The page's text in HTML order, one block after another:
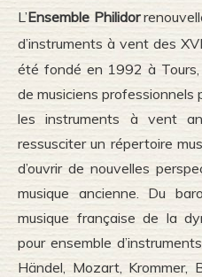
L’Ensemble Philidor
d’instruments à vent des
été fondé en 1992 à Tours,
de musiciens professionnels
les instruments à vent
ressusciter un répertoire
d’ouvrir de nouvelles
musique ancienne. Du
musique française de la
pour ensemble
Händel, Mozart, Krommer,